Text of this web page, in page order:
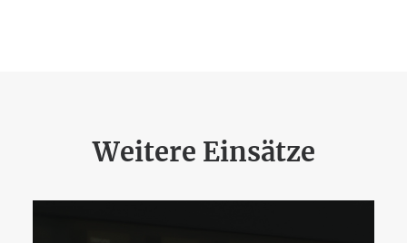
Weitere Einsätze